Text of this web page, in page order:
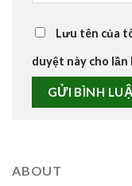
Lưu tên của
duyệt này cho lần
ABOUT